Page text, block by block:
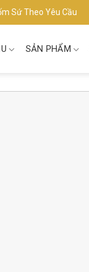
Sứ Theo Yêu Cầu
SẢN PHẨM